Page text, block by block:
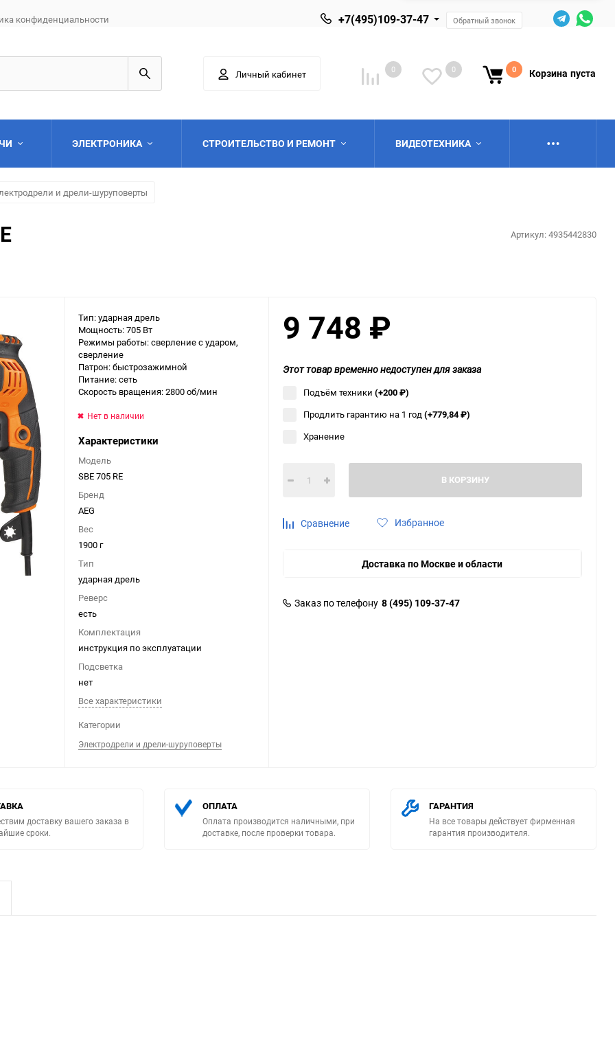
конфиденциальности +7(495)109-37-47 Обратный звонок
Личный кабинет 0 0 0 Корзина пуста
Выберите категорию
Выберите категорию
ЭЛЕКТРОНИКА СТРОИТЕЛЬСТВО И РЕМОНТ
Выберите категорию
ВИДЕОТЕХНИКА
и дрели-шуруповерты
Артикул:4935442830
Тип: ударная дрель
Мощность: 705 Вт
Режимы работы: сверление с ударом,
сверление
Патрон: быстрозажимной
Питание: сеть
Скорость вращения: 2800 об/мин
Нет в наличии
Характеристики
Модель
SBE 705 RE
Бренд
AEG
Вес
1900 г
Тип
ударная дрель
Реверс
есть
Комплектация
инструкция по эксплуатации
Подсветка
нет
Все характеристики
Категории
Электродрели и дрели-шуруповерты
9 748 ₽
Этот товар временно недоступен для заказа
Подъём техники (+200₽)
Продлить гарантию на 1 год(+779,84₽)
Хранение
В КОРЗИНУ
Сравнение Избранное
Доставка по Москве и области
Заказ по телефону 8 (495) 109-37-47
доставку вашего заказа в
сроки.
ОПЛАТА
Оплата производится наличными, при
доставке, после проверки товара.
ГАРАНТИЯ
На все товары действует фирменная
гарантия производителя.